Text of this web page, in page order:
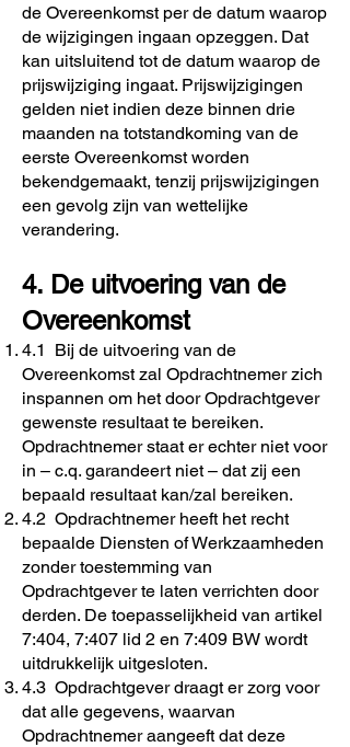
de Overeenkomst per de datum waarop
de wijzigingen ingaan opzeggen. Dat
kan uitsluitend tot de datum waarop de
prijswijziging ingaat. Prijswijzigingen
gelden niet indien deze binnen drie
maanden na totstandkoming van de
eerste Overeenkomst worden
bekendgemaakt, tenzij prijswijzigingen
een gevolg zijn van wettelijke
verandering.
4. De uitvoering van de
Overeenkomst
4.1 Bij de uitvoering van de
Overeenkomst zal Opdrachtnemer zich
inspannen om het door Opdrachtgever
gewenste resultaat te bereiken.
Opdrachtnemer staat er echter niet voor
in – c.q. garandeert niet – dat zij een
bepaald resultaat kan/zal bereiken.
4.2 Opdrachtnemer heeft het recht
bepaalde Diensten of Werkzaamheden
zonder toestemming van
Opdrachtgever te laten verrichten door
derden. De toepasselijkheid van artikel
7:404, 7:407 lid 2 en 7:409 BW wordt
uitdrukkelijk uitgesloten.
4.3 Opdrachtgever draagt er zorg voor
dat alle gegevens, waarvan
Opdrachtnemer aangeeft dat deze